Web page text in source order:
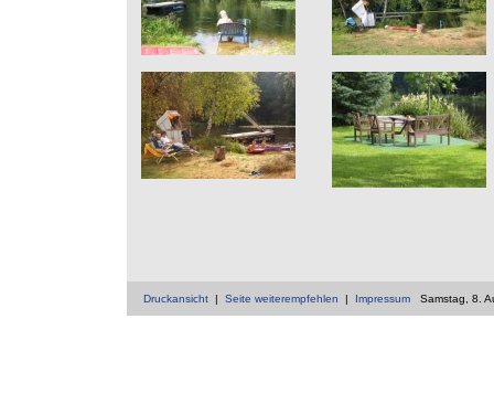
Druckansicht | Seite weiterempfehlen | Impressum Samstag, 8.